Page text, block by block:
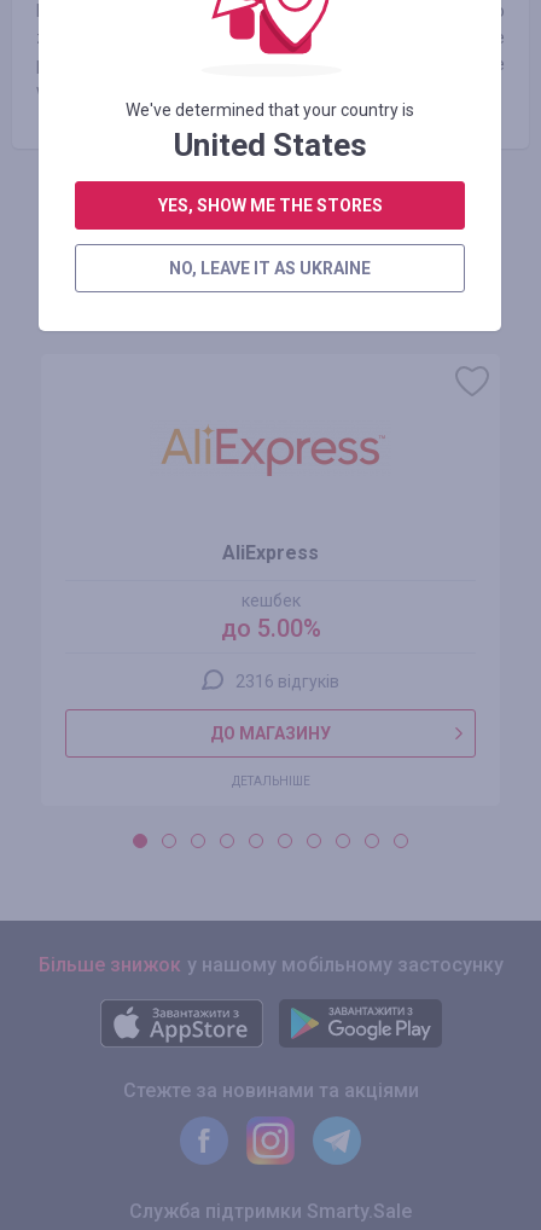
każdej stylistce paznokci. Są to m.in. pilniki i polerki, klipsy do
zdejmowania hybryd, wzorniki, aplikatory do pyłku i inne
pomniejsze akcesoria, takie jak dłutko czy jednorazowe
waciki higieniczne
АВТОРИЗУЙТЕСЬ, ЩОБ ЗАЛИШИТИ ВІДГУК
AliExpress
кешбек
до 5.00%
2316 відгуків
ДО МАГАЗИНУ
ДЕТАЛЬНІШЕ
Більше знижок у нашому мобільному застосунку
Стежте за новинами та акціями
Служба підтримки Smarty.Sale
We've determined that your country is
United States
YES, SHOW ME THE STORES
NO, LEAVE IT AS UKRAINE